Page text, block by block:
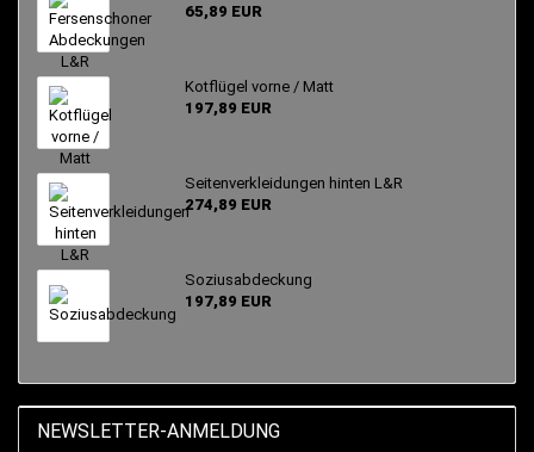
65,89 EUR
Kotflügel vorne / Matt
197,89 EUR
Seitenverkleidungen hinten L&R
274,89 EUR
Soziusabdeckung
197,89 EUR
NEWSLETTER-ANMELDUNG